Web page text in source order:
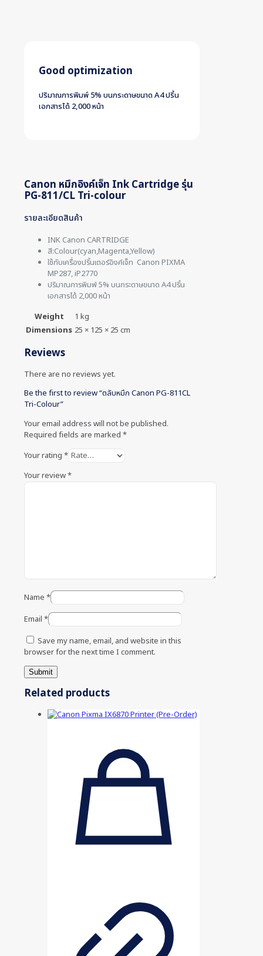
Good optimization
ปริมาณการพิมพ์ 5% บนกระดาษขนาด A4 ปริ้น
เอกสารได้ 2,000 หน้า
Canon หมึกอิงค์เจ็ท Ink Cartridge รุ่น
PG-811/CL Tri-colour
รายละเอียดสินค้า
INK Canon CARTRIDGE
สี:Colour(cyan,Magenta,Yellow)
ใช้กับเครื่องปริ้นเตอร์อิงค์เจ็ท Canon PIXMA
MP287, iP2770
ปริมาณการพิมพ์ 5% บนกระดาษขนาด A4 ปริ้น
เอกสารได้ 2,000 หน้า
Weight
1 kg
Dimensions 25 × 125 × 25 cm
Reviews
There are no reviews yet.
Be the first to review “ตลับหมึก Canon PG-811CL
Tri-Colour”
Your email address will not be published.
Required fields are marked *
Your rating *
Your review*
Name *
Email *
Save my name, email, and website in this
browser for the next time I comment.
Related products